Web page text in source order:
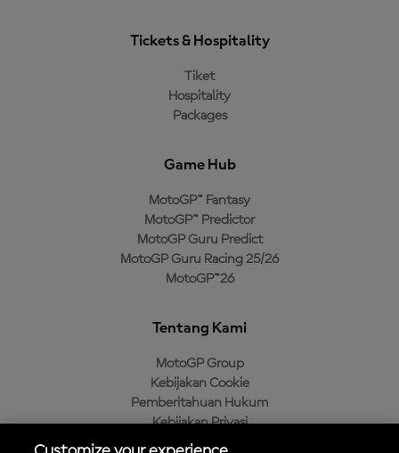
Tickets & Hospitality
Tiket
Hospitality
Packages
Game Hub
MotoGP™ Fantasy
MotoGP™ Predictor
MotoGP Guru Predict
MotoGP Guru Racing 25/26
MotoGP™26
Tentang Kami
MotoGP Group
Kebijakan Cookie
Pemberitahuan Hukum
Kebijakan Privasi
Kebijakan Pembelian